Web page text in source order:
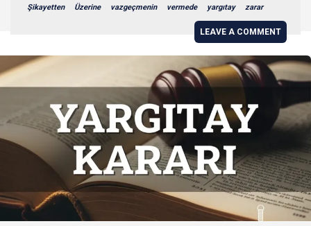
Şikayetten Üzerine vazgeçmenin vermede yargıtay zarar
LEAVE A COMMENT